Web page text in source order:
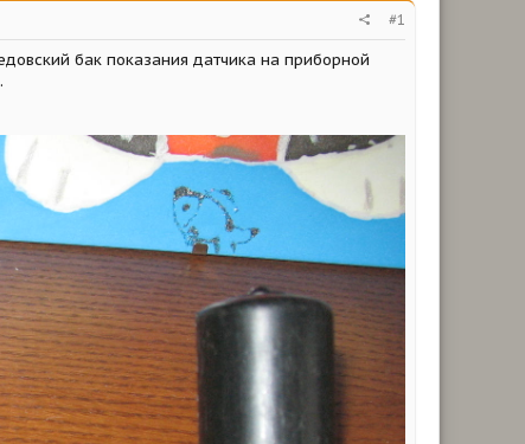
#1
бак показания датчика на приборной